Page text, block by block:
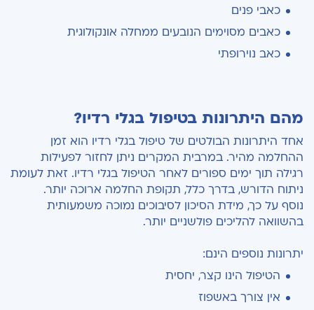
כאבי פנים
כאבים מסוימים הנובעים ממחלה אונקולוגית
כאב נוירופתי
מהם היתרונות בטיפול בגלי רדיו?
אחד היתרונות הבולטים של טיפול בגלי רדיו הוא זמן
ההחלמה מהיר. במרבית המקרים ניתן לחזור לפעילות
רגילה תוך ימים ספורים לאחר הטיפול בגלי רדיו. זאת לעומת
ניתוח הדורש, בדרך כלל, תקופת החלמה ארוכה יותר.
נוסף על כך, מידת הסיכון לסיבוכים נמוכה משמעותית
בהשוואה להליכים פולשניים יותר.
יתרונות נוספים הינם:
הטיפול הינו קצר, יחסית
אין צורך באשפוז